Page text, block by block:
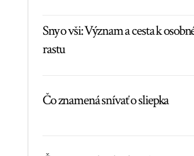
Sny o vši: Význam a cesta k
rastu
Čo znamená snívať o sliepka